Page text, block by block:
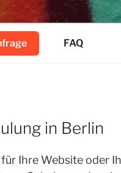
FAQ
in Berlin
Ihre Website oder